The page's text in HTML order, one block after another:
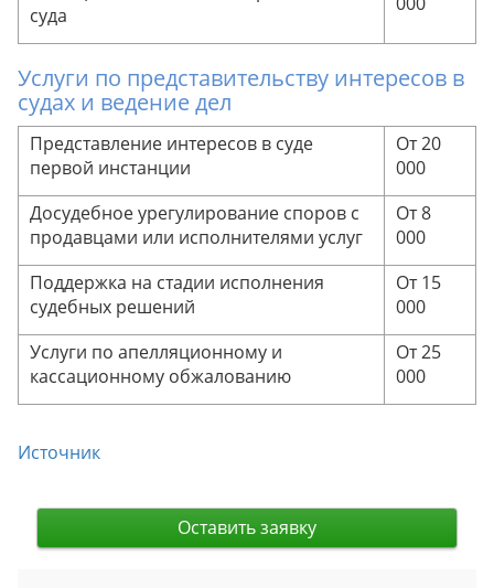
суда
Услуги по представительству интересов в
судах и ведение дел
Представление интересов в суде
первой инстанции
От 20
000
Досудебное урегулирование споров с
продавцами или исполнителями услуг
От 8
000
Поддержка на стадии исполнения
судебных решений
От 15
000
Услуги по апелляционному и
кассационному обжалованию
От 25
000
Источник
Оставить заявку